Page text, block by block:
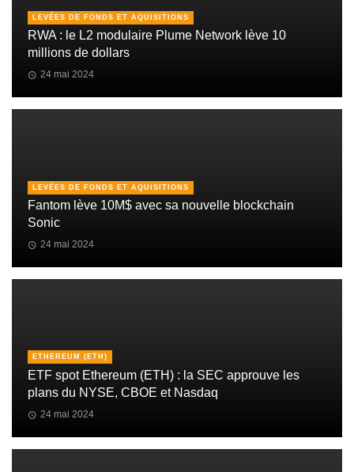
LEVÉES DE FONDS ET AQUISITIONS
RWA : le L2 modulaire Plume Network lève 10
millions de dollars
24 mai 2024
LEVÉES DE FONDS ET AQUISITIONS
Fantom lève 10M$ avec sa nouvelle blockchain
Sonic
24 mai 2024
ETHEREUM (ETH)
ETF spot Ethereum (ETH) : la SEC approuve les
plans du NYSE, CBOE et Nasdaq
24 mai 2024